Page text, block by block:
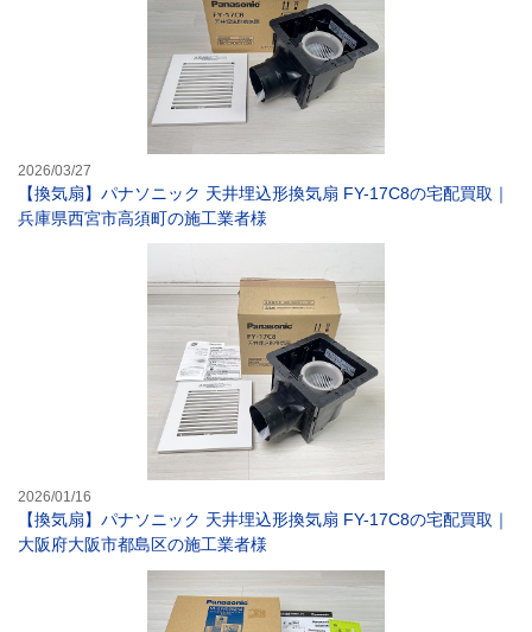
2026/03/27
【換気扇】パナソニック 天井埋込形換気扇 FY-17C8の宅配買取｜
兵庫県西宮市高須町の施工業者様
2026/01/16
【換気扇】パナソニック 天井埋込形換気扇 FY-17C8の宅配買取｜
大阪府大阪市都島区の施工業者様